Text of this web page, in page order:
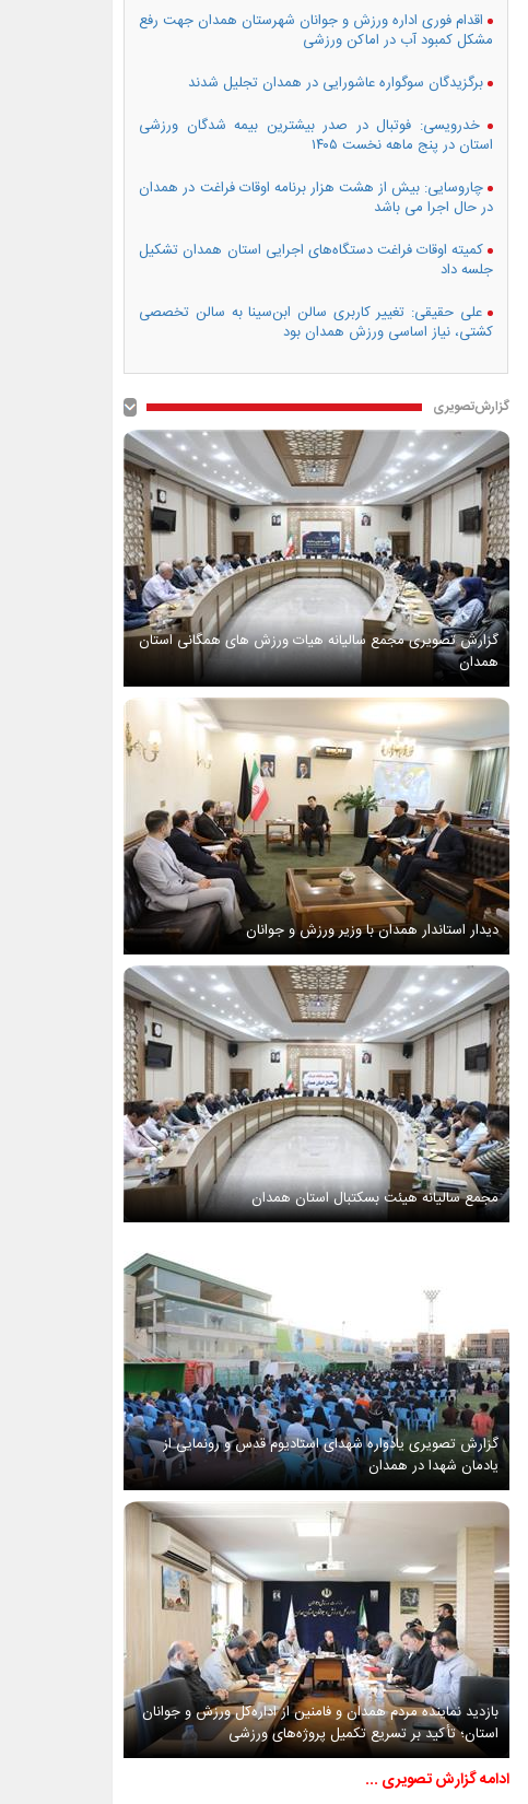
اقدام فوری اداره ورزش و جوانان شهرستان همدان جهت رفع
مشکل کمبود آب در اماکن ورزشی
برگزیدگان سوگواره عاشورایی در همدان تجلیل شدند
خدرویسی: فوتبال در صدر بیشترین بیمه شدگان ورزشی
استان در پنج ماهه نخست ۱۴۰۵
چاروسایی: بیش از هشت هزار برنامه اوقات فراغت در همدان
در حال اجرا می باشد
کمیته اوقات فراغت دستگاه‌های اجرایی استان همدان تشکیل
جلسه داد
علی حقیقی: تغییر کاربری سالن ابن‌سینا به سالن تخصصی
کشتی، نیاز اساسی ورزش همدان بود
گزارش‌تصویری
گزارش تصویری مجمع سالیانه هیات ورزش های همگانی استان
همدان
دیدار استاندار همدان با وزیر ورزش و جوانان
مجمع سالیانه هیئت بسکتبال استان همدان
گزارش تصویری یادواره شهدای استادیوم قدس و رونمایی از
یادمان شهدا در همدان
بازدید نماینده مردم همدان و فامنین از اداره‌کل ورزش و جوانان
استان؛ تأکید بر تسریع تکمیل پروژه‌های ورزشی
ادامه گزارش تصویری ...